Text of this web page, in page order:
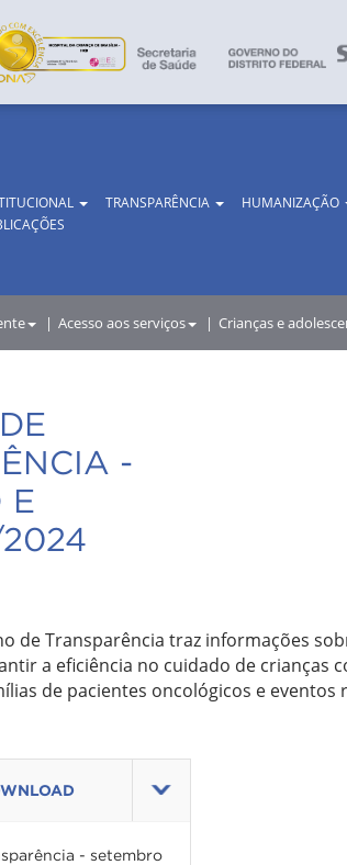
TRANSPARÊNCIA HUMANIZAÇÃO
Acesso aos serviços Crianças e
-
E
de Transparência traz informações
a eficiência no cuidado de crianças
de pacientes oncológicos e
- setembro